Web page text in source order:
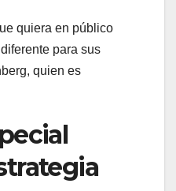
quiera en público
para sus
quien es